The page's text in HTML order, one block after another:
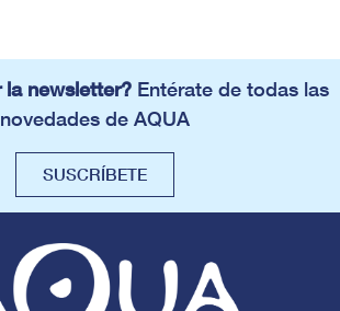
la newsletter? Entérate de todas las
novedades de AQUA
SUSCRÍBETE